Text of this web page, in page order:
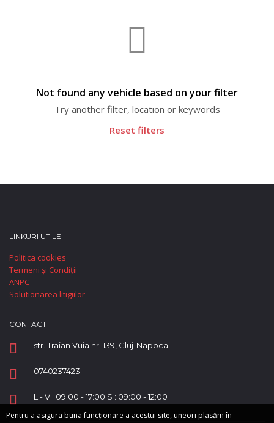
Not found any vehicle based on your filter
Try another filter, location or keywords
Reset filters
LINKURI UTILE
Politica cookies
Termeni și Condiții
ANPC
Solutionarea litigiilor
CONTACT
str. Traian Vuia nr. 139, Cluj-Napoca
0740237423
L - V : 09:00 - 17:00 S : 09:00 - 12:00
Pentru a asigura buna funcționare a acestui site, uneori plasăm în